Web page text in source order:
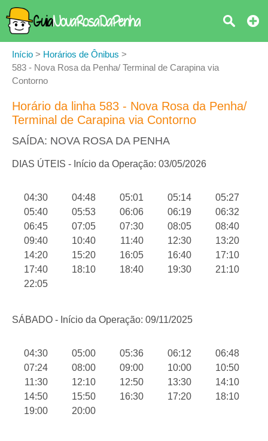
Início > Horários de Ônibus >
583 - Nova Rosa da Penha/ Terminal de Carapina via
Contorno
Horário da linha 583 - Nova Rosa da Penha/
Terminal de Carapina via Contorno
SAÍDA: NOVA ROSA DA PENHA
DIAS ÚTEIS - Início da Operação: 03/05/2026
04:30 04:48 05:01 05:14
05:27
05:40
05:53 06:06 06:19
06:32
06:45
07:05 07:30 08:05
08:40
09:40
10:40 11:40 12:30
13:20
14:20
15:20 16:05 16:40
17:10
17:40
18:10 18:40 19:30
21:10
22:05
SÁBADO - Início da Operação: 09/11/2025
04:30 05:00 05:36 06:12
06:48
07:24
08:00 09:00 10:00
10:50
11:30
12:10 12:50 13:30
14:10
14:50
15:50 16:30 17:20
18:10
19:00
20:00